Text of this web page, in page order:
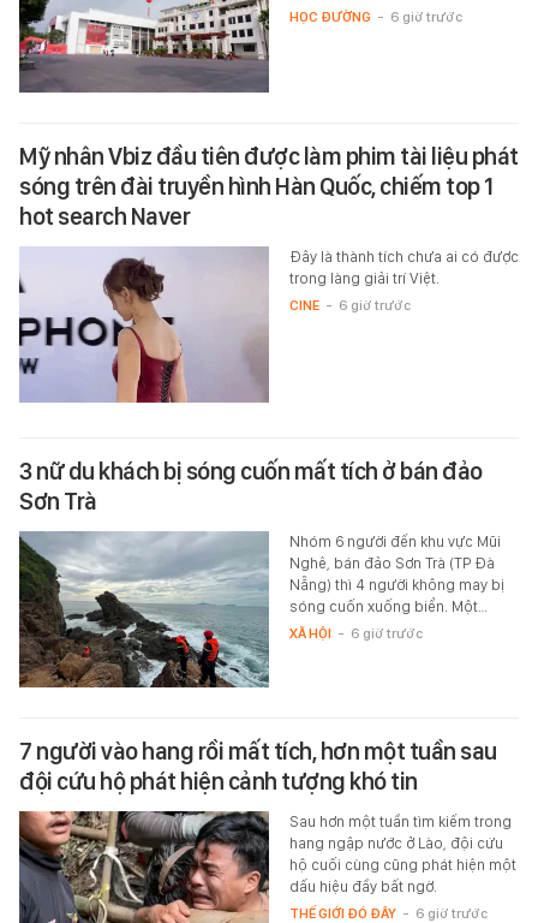
HỌC ĐƯỜNG - 6 giờ trước
Mỹ nhân Vbiz đầu tiên được làm phim tài liệu phát
sóng trên đài truyền hình Hàn Quốc, chiếm top 1
hot search Naver
Đây là thành tích chưa ai có được
trong làng giải trí Việt.
CINE - 6 giờ trước
3 nữ du khách bị sóng cuốn mất tích ở bán đảo
Sơn Trà
Nhóm 6 người đến khu vực Mũi
Nghê, bán đảo Sơn Trà (TP Đà
Nẵng) thì 4 người không may bị
sóng cuốn xuống biển. Một…
XÃ HỘI - 6 giờ trước
7 người vào hang rồi mất tích, hơn một tuần sau
đội cứu hộ phát hiện cảnh tượng khó tin
Sau hơn một tuần tìm kiếm trong
hang ngập nước ở Lào, đội cứu
hộ cuối cùng cũng phát hiện một
dấu hiệu đầy bất ngờ.
THẾ GIỚI ĐÓ ĐÂY - 6 giờ trước